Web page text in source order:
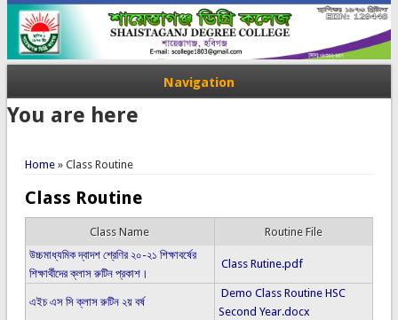
Navigation
You are here
Home» Class Routine
Class Routine
Class Name
Routine File
উচ্চমাধ্যমিক দ্বাদশ শ্রেণির ২০-২১ শিক্ষাবর্ষের
শিক্ষার্থীদের ক্লাস রুটিন প্রকাশ।
Class Rutine.pdf
এইচ এস সি ক্লাস রুটিন ২য় বর্ষ
Demo Class Routine HSC
Second Year.docx